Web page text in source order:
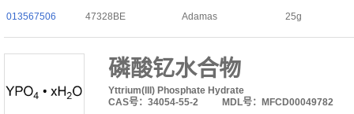
013567506 47328BE Adamas 25g
磷酸钇水合物
Yttrium(III) Phosphate Hydrate
CAS号：34054-55-2
MDL号：MFCD00049782